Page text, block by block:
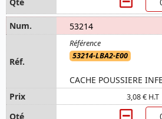
53214
53214-LBA2-E00
CACHE POUSSIERE
3,08 € H.T